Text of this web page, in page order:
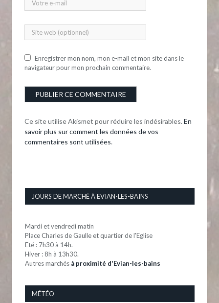
Enregistrer mon nom, mon e-mail et mon site dans le
navigateur pour mon prochain commentaire.
Ce site utilise Akismet pour réduire les indésirables. En
savoir plus sur comment les données de vos
commentaires sont utilisées.
JOURS DE MARCHÉ À EVIAN-LES-BAINS
Mardi et vendredi matin
Place Charles de Gaulle et quartier de l'Eglise
Eté : 7h30 à 14h.
Hiver : 8h à 13h30.
Autres marchés à proximité d'Evian-les-bains
MÉTÉO